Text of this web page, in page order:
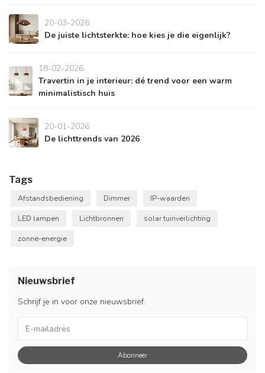
20-03-2026
De juiste lichtsterkte: hoe kies je die eigenlijk?
18-02-2026
Travertin in je interieur: dé trend voor een warm
minimalistisch huis
20-01-2026
De lichttrends van 2026
Tags
Afstandsbediening Dimmer
IP-waarden
LED lampen
Lichtbronnen
solar tuinverlichting
zonne-energie
Nieuwsbrief
Schrijf je in voor onze nieuwsbrief.
Abonneer